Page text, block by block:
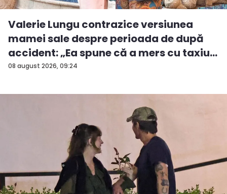
08 august 2026, 09:24
Valerie Lungu contrazice versiunea
mamei sale despre perioada de după
accident: „Ea spune că a mers cu taxiu...